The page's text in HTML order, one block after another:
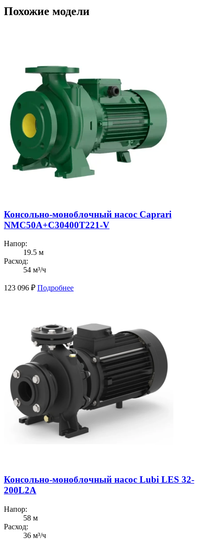
Похожие модели
Консольно-моноблочный насос Caprari
NMC50A+C30400T221-V
Напор:
19.5 м
Расход:
54 м³/ч
123 096 ₽ Подробнее
Консольно-моноблочный насос Lubi LES 32-
200L2A
Напор:
58 м
Расход:
36 м³/ч